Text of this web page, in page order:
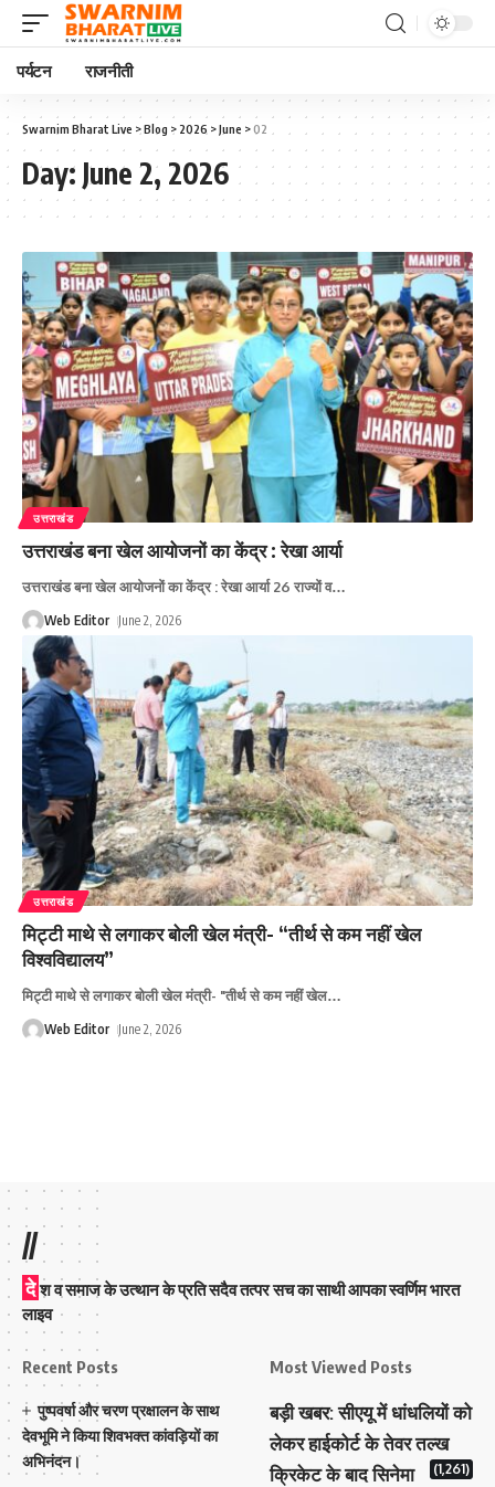
पर्यटन राजनीती
Swarnim Bharat Live >Blog > 2026 >June >02
Day: June 2, 2026
उत्तराखंड
उत्तराखंड बना खेल आयोजनों का केंद्र : रेखा आर्या
उत्तराखंड बना खेल आयोजनों का केंद्र : रेखा आर्या 26 राज्यों व…
Web Editor June 2, 2026
उत्तराखंड
मिट्टी माथे से लगाकर बोली खेल मंत्री- “तीर्थ से कम नहीं खेल
विश्वविद्यालय”
मिट्टी माथे से लगाकर बोली खेल मंत्री- "तीर्थ से कम नहीं खेल…
Web Editor June 2, 2026
//
दे श व समाज के उत्थान के प्रति सदैव तत्पर सच का साथी आपका स्वर्णिम भारत
लाइव
Recent Posts
पुष्पवर्षा और चरण प्रक्षालन के साथ
देवभूमि ने किया शिवभक्त कांवड़ियों का
अभिनंदन।
Most Viewed Posts
बड़ी खबर: सीएयू में धांधलियों को
लेकर हाईकोर्ट के तेवर तल्ख
(1,261)
क्रिकेट के बाद सिनेमा